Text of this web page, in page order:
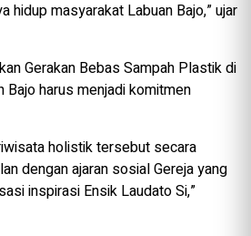
hidup masyarakat Labuan Bajo,” ujar
Gerakan Bebas Sampah Plastik di
Bajo harus menjadi komitmen
holistik tersebut secara
dengan ajaran sosial Gereja yang
inspirasi Ensik Laudato Si,”